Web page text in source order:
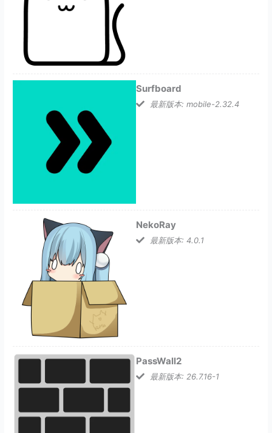
Surfboard
最新版本: mobile-2.32.4
NekoRay
最新版本: 4.0.1
PassWall2
最新版本: 26.7.16-1